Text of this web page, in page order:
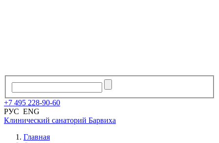
+7 495 228-90-60
РУС ENG
Клинический санаторий Барвиха
Главная